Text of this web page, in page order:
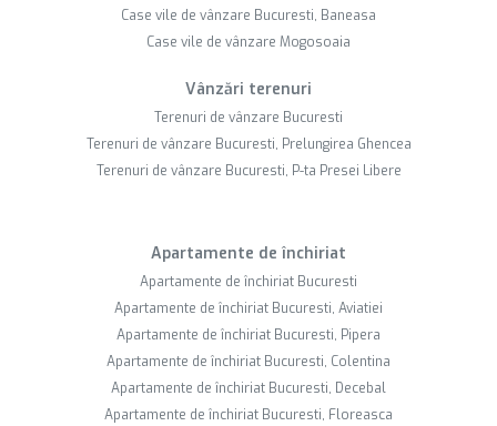
Case vile de vânzare Bucuresti, Baneasa
Case vile de vânzare Mogosoaia
Vânzări terenuri
Terenuri de vânzare Bucuresti
Terenuri de vânzare Bucuresti, Prelungirea Ghencea
Terenuri de vânzare Bucuresti, P-ta Presei Libere
Apartamente de închiriat
Apartamente de închiriat Bucuresti
Apartamente de închiriat Bucuresti, Aviatiei
Apartamente de închiriat Bucuresti, Pipera
Apartamente de închiriat Bucuresti, Colentina
Apartamente de închiriat Bucuresti, Decebal
Apartamente de închiriat Bucuresti, Floreasca